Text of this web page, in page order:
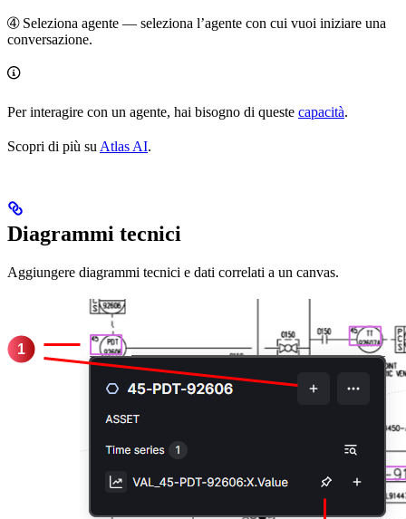
➃ Seleziona agente — seleziona l’agente con cui vuoi iniziare una
conversazione.
Per interagire con un agente, hai bisogno di queste capacità.
Scopri di più su Atlas AI.
Diagrammi tecnici
Aggiungere diagrammi tecnici e dati correlati a un canvas.